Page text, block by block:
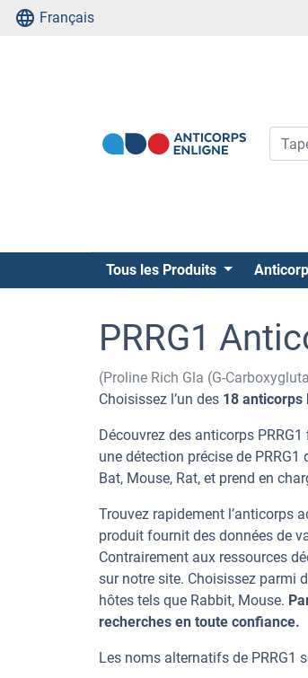
Français
Tous les Produits
PRRG1
(Proline Rich Gla (G-
Choisissez l’un des 18 anticorps
Découvrez des anticorps
une détection précise de
Bat, Mouse, Rat, et prend en
Trouvez rapidement l’anticorps
produit fournit des données de
Contrairement aux ressources
sur notre site. Choisissez parmi
hôtes tels que Rabbit, Mouse.
recherches en toute confiance.
Les noms alternatifs de PRRG1